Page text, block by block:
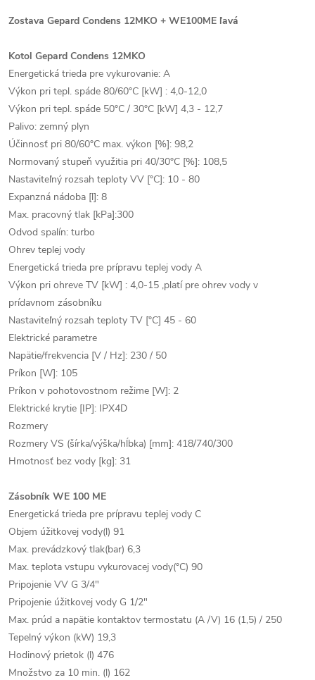
Zostava Gepard Condens 12MKO + WE100ME ľavá
Kotol Gepard Condens 12MKO
Energetická trieda pre vykurovanie: A
Výkon pri tepl. spáde 80/60°C [kW] : 4,0-12,0
Výkon pri tepl. spáde 50°C / 30°C [kW] 4,3 - 12,7
Palivo: zemný plyn
Účinnosť pri 80/60°C max. výkon [%]: 98,2
Normovaný stupeň využitia pri 40/30°C [%]: 108,5
Nastaviteľný rozsah teploty VV [°C]: 10 - 80
Expanzná nádoba [l]: 8
Max. pracovný tlak [kPa]:300
Odvod spalín: turbo
Ohrev teplej vody
Energetická trieda pre prípravu teplej vody A
Výkon pri ohreve TV [kW] : 4,0-15 ,platí pre ohrev vody v
prídavnom zásobníku
Nastaviteľný rozsah teploty TV [°C] 45 - 60
Elektrické parametre
Napätie/frekvencia [V / Hz]: 230 / 50
Príkon [W]: 105
Príkon v pohotovostnom režime [W]: 2
Elektrické krytie [IP]: IPX4D
Rozmery
Rozmery VS (šírka/výška/hĺbka) [mm]: 418/740/300
Hmotnosť bez vody [kg]: 31
Zásobník WE 100 ME
Energetická trieda pre prípravu teplej vody C
Objem úžitkovej vody(l) 91
Max. prevádzkový tlak(bar) 6,3
Max. teplota vstupu vykurovacej vody(°C) 90
Pripojenie VV G 3/4"
Pripojenie úžitkovej vody G 1/2"
Max. prúd a napätie kontaktov termostatu (A /V) 16 (1,5) / 250
Tepelný výkon (kW) 19,3
Hodinový prietok (l) 476
Množstvo za 10 min. (l) 162